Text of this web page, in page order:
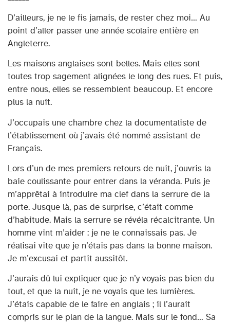
D’ailleurs, je ne le fis jamais, de rester chez moi… Au
point d’aller passer une année scolaire entière en
Angleterre.
Les maisons anglaises sont belles. Mais elles sont
toutes trop sagement alignées le long des rues. Et puis,
entre nous, elles se ressemblent beaucoup. Et encore
plus la nuit.
J’occupais une chambre chez la documentaliste de
l’établissement où j’avais été nommé assistant de
Français.
Lors d’un de mes premiers retours de nuit, j’ouvris la
baie coulissante pour entrer dans la véranda. Puis je
m’apprêtai à introduire ma clef dans la serrure de la
porte. Jusque là, pas de surprise, c’était comme
d’habitude. Mais la serrure se révéla récalcitrante. Un
homme vint m’aider : je ne le connaissais pas. Je
réalisai vite que je n’étais pas dans la bonne maison.
Je m’excusai et partit aussitôt.
J’aurais dû lui expliquer que je n’y voyais pas bien du
tout, et que la nuit, je ne voyais que les lumières.
J’étais capable de le faire en anglais ; il l’aurait
compris sur le plan de la langue. Mais sur le fond… Sa